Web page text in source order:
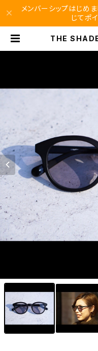
メンバーシップはじめ
じてポ
THE